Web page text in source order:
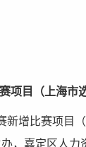
项目（上海市
新增比赛项目
，嘉定区人